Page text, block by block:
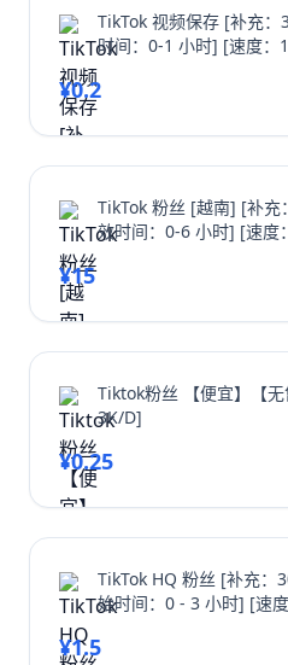
TikTok 视频保存 [补充
时间：0-1 小时] [速度：
¥0.2
TikTok 粉丝 [越南] [补
效时间：0-6 小时] [速度
¥15
Tiktok粉丝 【便宜】【
3K/D]
¥0.25
TikTok HQ 粉丝 [补充
始时间：0 - 3 小时] [
¥1.5